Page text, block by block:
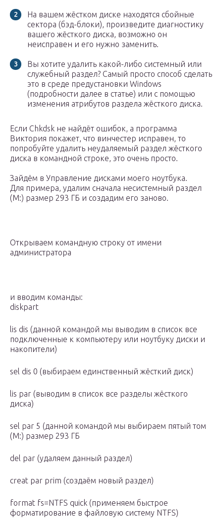
На вашем жёстком диске находятся сбойные
сектора (бэд-блоки), произведите диагностику
вашего жёсткого диска, возможно он
неисправен и его нужно заменить.
Вы хотите удалить какой-либо системный или
служебный раздел? Самый просто способ сделать
это в среде предустановки Windows
(подробности далее в статье) или с помощью
изменения атрибутов раздела жёсткого диска.
Если Chkdsk не найдёт ошибок, а программа
Виктория покажет, что винчестер исправен, то
попробуйте удалить неудаляемый раздел жёсткого
диска в командной строке, это очень просто.
Зайдём в Управление дисками моего ноутбука.
Для примера, удалим сначала несистемный раздел
(M:) размер 293 ГБ и создадим его заново.
Открываем командную строку от имени
администратора
и вводим команды:
diskpart
lis dis (данной командой мы выводим в список все
подключенные к компьютеру или ноутбуку диски и
накопители)
sel dis 0 (выбираем единственный жёсткий диск)
lis par (выводим в список все разделы жёсткого
диска)
sel par 5 (данной командой мы выбираем пятый том
(M:) размер 293 ГБ
del par (удаляем данный раздел)
creat par prim (создаём новый раздел)
format fs=NTFS quick (применяем быстрое
форматирование в файловую систему NTFS)